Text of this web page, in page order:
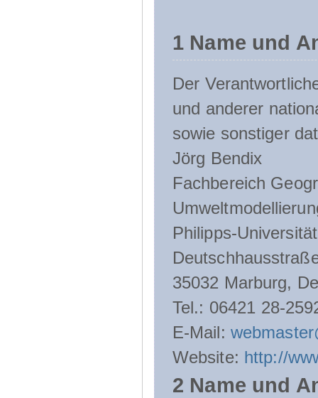
1 Name und
Der
und anderer
sowie sonstiger
Jörg Bendix
Fachbereich
Philipps-
35032 Marburg,
Tel.: 06421 28-
E-Mail:
Website: http://
2 Name und